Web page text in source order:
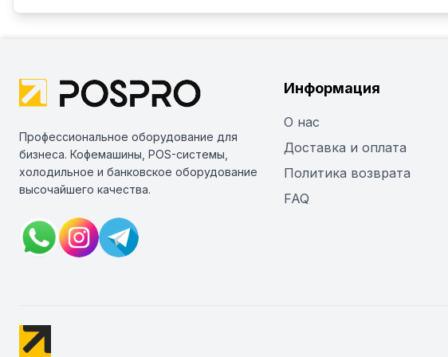
Профессиональное оборудование для
бизнеса. Кофемашины, POS-системы,
холодильное и банковское оборудование
высочайшего качества.
Информация
О нас
Доставка и оплата
Политика возврата
FAQ